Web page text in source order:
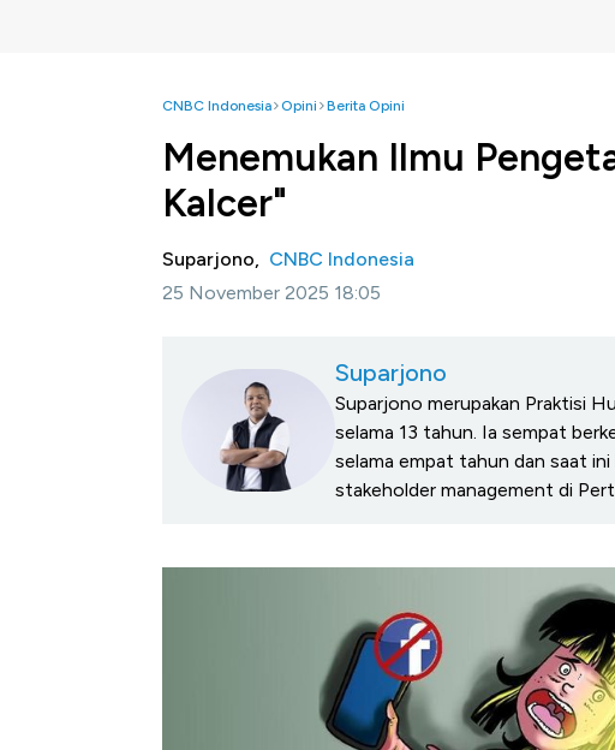
CNBC Indonesia Opini Berita Opini
Menemukan Ilmu
Kalcer"
Suparjono, CNBC Indonesia
25 November 2025 18:05
Suparjono
Suparjono merupakan Praktisi
selama 13 tahun. Ia sempat
selama empat tahun dan saat
stakeholder management di